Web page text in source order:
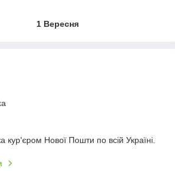
1 Вересня
кур'єром Нової Пошти по всій Україні.